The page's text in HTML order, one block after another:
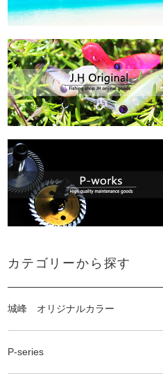
カテゴリーから探す
城峰 オリジナルカラー
P-series